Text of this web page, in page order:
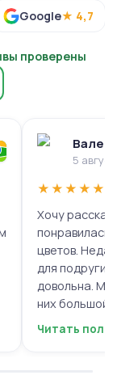
Google★ 4,7
проверены
5
★★★★★
Хочу
понравилась
цветов.
для подруги,
довольна.
них большой
композиций,
Читать